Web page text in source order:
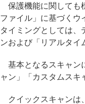
保護機能に関しても
ファイル」に基づくウ
タイミングとしては、
ンおよび「リアルタイ
基本となるスキャン
ャン」「カスタムスキ
クイックスキャンは